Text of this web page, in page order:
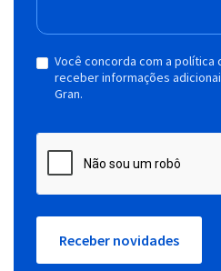
Você concorda com a política
receber informações
Gran.
Receber novidades